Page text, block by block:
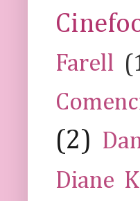
Farell
(2)
Diane